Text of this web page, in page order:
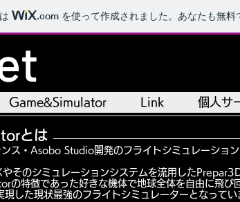
.com を使って作成されました。あなたも無料
Game&Simulator Link 個人サ
Game&Simulator Link 個人サ
とは
・Asobo Studio開発のフライトシミュレーション
のシミュレーションシステムを流用したPrepar3D
特徴であった好きな機体で地球全体を自由に飛び
現した現状最強のフライトシミュレーターとなってい